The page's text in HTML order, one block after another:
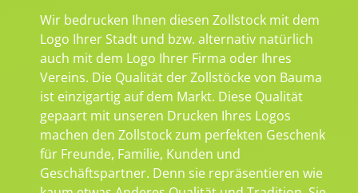
Wir bedrucken Ihnen diesen Zollstock mit dem
Logo Ihrer Stadt und bzw. alternativ natürlich
auch mit dem Logo Ihrer Firma oder Ihres
Vereins. Die Qualität der Zollstöcke von Bauma
ist einzigartig auf dem Markt. Diese Qualität
gepaart mit unseren Drucken Ihres Logos
machen den Zollstock zum perfekten Geschenk
für Freunde, Familie, Kunden und
Geschäftspartner. Denn sie repräsentieren wie